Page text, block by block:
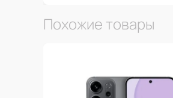
Похожие товары